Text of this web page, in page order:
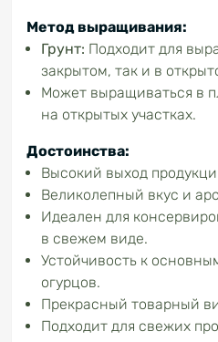
Метод выращивания:
Грунт: Подходит для
закрытом, так и в
Может выращиваться в
на открытых участках.
Достоинства:
Высокий выход
Великолепный вкус и
Идеален для
в свежем виде.
Устойчивость к
огурцов.
Прекрасный товарный
Подходит для свежих